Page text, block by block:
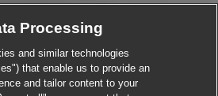
job? Close chatbot
similar jobs
Processing
and similar technologies
that enable us to provide an
and tailor content to your